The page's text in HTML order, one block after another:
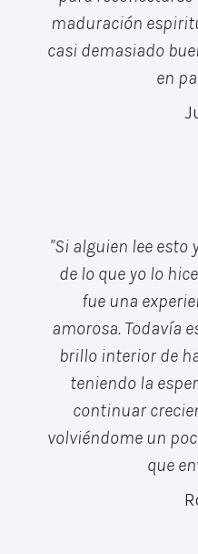
maduración
casi demasiado
en
"Si alguien lee esto
de lo que yo lo
fue una
amorosa. Todavía
brillo interior de
teniendo la
continuar
volviéndome un
que